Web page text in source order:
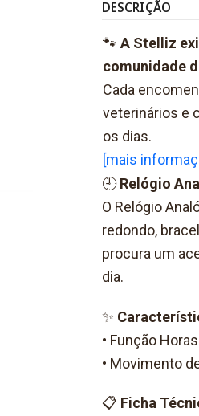
DESCRIÇÃO
🐾 A Stelliz
comunidade
Cada
veterinários e
os dias.
[mais
🕘Relógio
O Relógio
redondo,
procura um
dia.
✨
• Função Horas
• Movimento
📋 Ficha